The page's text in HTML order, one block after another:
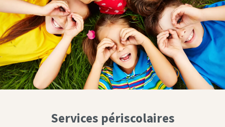
Services périscolaires